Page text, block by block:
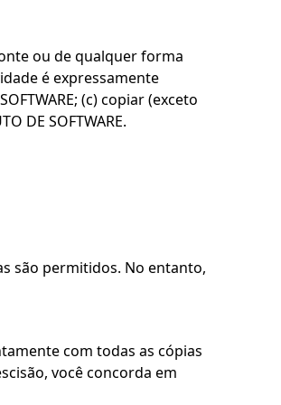
ou de qualquer forma
é expressamente
(c) copiar (exceto
DE SOFTWARE.
são permitidos. No entanto,
com todas as cópias
você concorda em